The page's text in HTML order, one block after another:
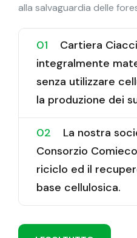
alla salvaguardia delle
01
Cartiera
integralmente
senza utilizzare
la produzione dei
02
La nostra
Consorzio
riciclo ed il
base cellulosica.